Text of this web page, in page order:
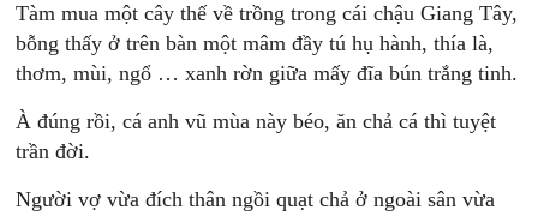
Tàm mua một cây thế về trồng trong cái chậu Giang Tây,
bỗng thấy ở trên bàn một mâm đầy tú hụ hành, thía là,
thơm, mùi, ngổ … xanh rờn giữa mấy đĩa bún trắng tinh.
À đúng rồi, cá anh vũ mùa này béo, ăn chả cá thì tuyệt
trần đời.
Người vợ vừa đích thân ngồi quạt chả ở ngoài sân vừa